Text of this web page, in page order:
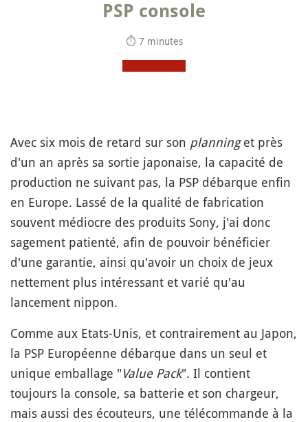
PSP console
⏱ 7 minutes
Avec six mois de retard sur son planninget près
d'un an après sa sortie japonaise, la capacité de
production ne suivant pas, la PSP débarque enfin
en Europe. Lassé de la qualité de fabrication
souvent médiocre des produits Sony, j'ai donc
sagement patienté, afin de pouvoir bénéficier
d'une garantie, ainsi qu'avoir un choix de jeux
nettement plus intéressant et varié qu'au
lancement nippon.
Comme aux Etats-Unis, et contrairement au Japon,
la PSP Européenne débarque dans un seul et
unique emballage "Value Pack". Il contient
toujours la console, sa batterie et son chargeur,
mais aussi des écouteurs, une télécommande à la